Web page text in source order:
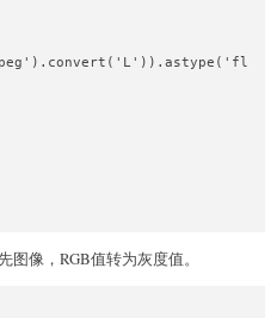
像，RGB值转为灰度值。